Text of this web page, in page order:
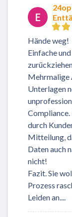
E
Hände weg!
Einfache
Mehrmalige
Unterlagen
durch
Mitteilung,
Daten auch
nicht!
Fazit. Sie
Prozess
Leiden an....